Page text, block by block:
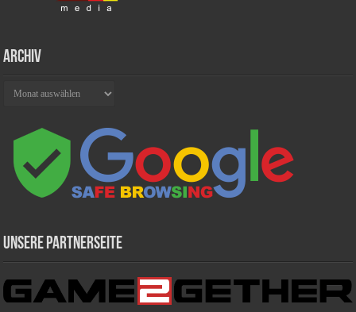
Archiv
Unsere Partnerseite